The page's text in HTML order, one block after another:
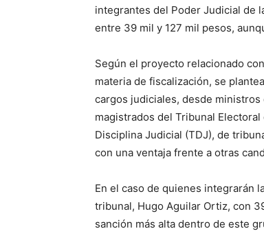
integrantes del Poder Judicial de
entre 39 mil y 127 mil pesos,
Según el proyecto relacionado
materia de fiscalización, se
cargos judiciales, desde ministros
magistrados del Tribunal
Disciplina Judicial (TDJ), de
con una ventaja frente a otras
En el caso de quienes integrarán
tribunal, Hugo Aguilar Ortiz, con
sanción más alta dentro de este